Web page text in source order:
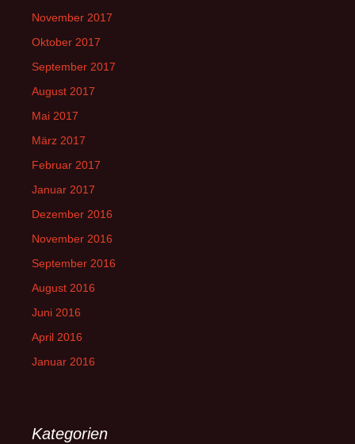
November 2017
Oktober 2017
September 2017
August 2017
Mai 2017
März 2017
Februar 2017
Januar 2017
Dezember 2016
November 2016
September 2016
August 2016
Juni 2016
April 2016
Januar 2016
Kategorien